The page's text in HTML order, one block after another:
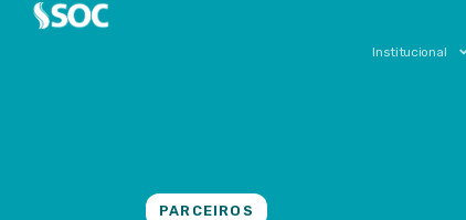
Institucional
PARCEIROS